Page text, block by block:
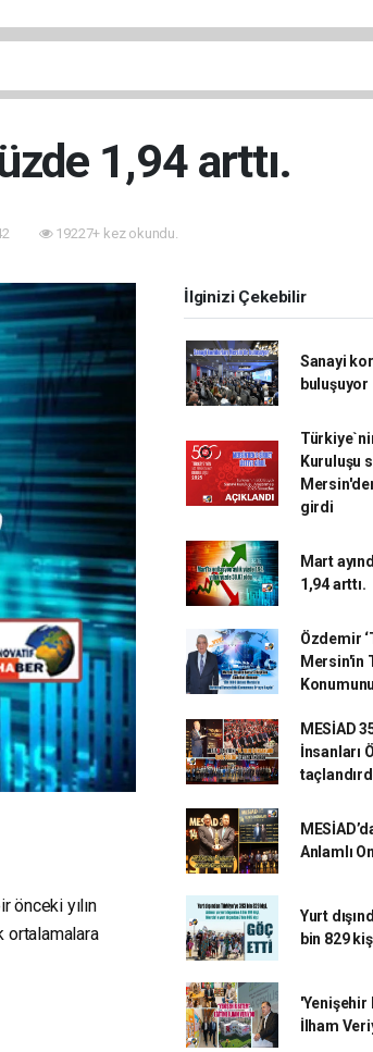
1,94 arttı.
19227+ kez okundu.
önceki yılın
ortalamalara
İlginizi Çekebilir
Sanayi
buluşuyor
Kuruluşu
girdi
Mart
1,94 arttı.
Özdemir
Mersin'in
MESİAD
İnsanları
Anlamlı
Yurt
bin 829
'Yenişehir
İlham